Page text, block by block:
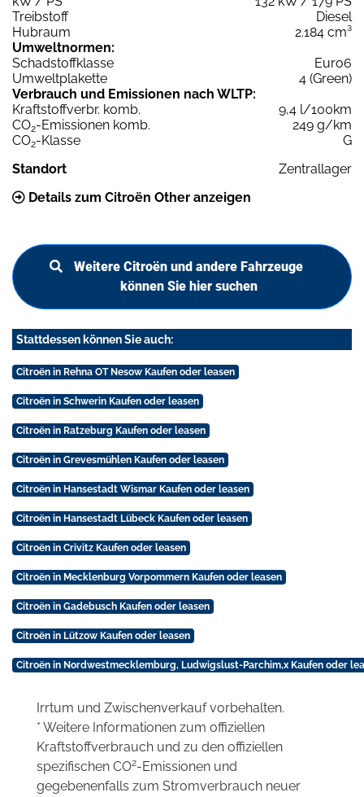
Treibstoff
Diesel
Hubraum
2.184 cm³
Umweltnormen:
Schadstoffklasse
Euro6
Umweltplakette
4 (Green)
Verbrauch und Emissionen nach WLTP:
Kraftstoffverbr. komb.
9,4 l/100km
CO2-Emissionen komb.
249 g/km
CO2-Klasse
G
Standort
Zentrallager
Details zum Citroën Other anzeigen
Weitere Citroën und andere Fahrzeuge
können Sie hier suchen
Stattdessen können Sie auch:
Citroën in Rehna OT Nesow Kaufen oder leasen
Citroën in Schwerin Kaufen oder leasen
Citroën in Ratzeburg Kaufen oder leasen
Citroën in Grevesmühlen Kaufen oder leasen
Citroën in Hansestadt Wismar Kaufen oder leasen
Citroën in Hansestadt Lübeck Kaufen oder leasen
Citroën in Crivitz Kaufen oder leasen
Citroën in Mecklenburg Vorpommern Kaufen oder leasen
Citroën in Gadebusch Kaufen oder leasen
Citroën in Lützow Kaufen oder leasen
Citroën in Nordwestmecklemburg, Ludwigslust-Parchim,x Kaufen oder
Irrtum und Zwischenverkauf vorbehalten.
* Weitere Informationen zum offiziellen
Kraftstoffverbrauch und zu den offiziellen
spezifischen CO2-Emissionen und
gegebenenfalls zum Stromverbrauch neuer